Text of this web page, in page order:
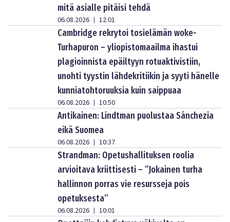
mitä asialle pitäisi tehdä
06.08.2026 | 12:01
Cambridge rekrytoi tosielämän woke-
Turhapuron – yliopistomaailma ihastui
plagioinnista epäiltyyn rotuaktivistiin,
unohti tyystin lähdekritiikin ja syyti hänelle
kunniatohtoruuksia kuin saippuaa
06.08.2026 | 10:50
Antikainen: Lindtman puolustaa Sánchezia
eikä Suomea
06.08.2026 | 10:37
Strandman: Opetushallituksen roolia
arvioitava kriittisesti – ”Jokainen turha
hallinnon porras vie resursseja pois
opetuksesta”
06.08.2026 | 10:01